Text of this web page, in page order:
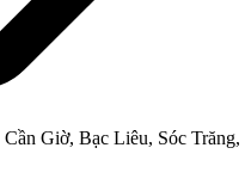
Giờ, Bạc Liêu, Sóc Trăng,